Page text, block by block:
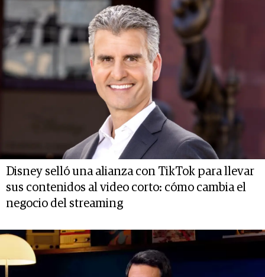
Disney selló una alianza con TikTok para llevar
sus contenidos al video corto: cómo cambia el
negocio del streaming